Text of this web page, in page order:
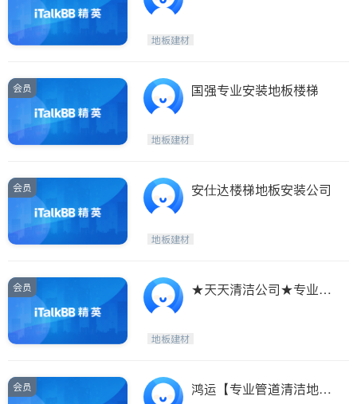
地板建材
会员 国强专业安装地板楼梯
地板建材
会员 安仕达楼梯地板安装公司
地板建材
会员
★天天清洁公司★专业室
地板建材
会员
鸿运【专业管道清洁地